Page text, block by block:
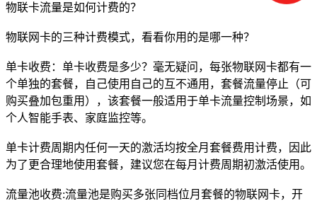
物联卡流量是如何计费的？
物联网卡的三种计费模式，看看你用的是哪一种？
单卡收费：单卡收费是多少？毫无疑问，每张物联网卡都有一
个单独的套餐，自己使用自己的互不通用，套餐流量停止（可
购买叠加包重用），该套餐一般适用于单卡流量控制场景，如
个人智能手表、家庭监控等。
单卡计费周期内任何一天的激活均按全月套餐费用计费，因此
为了更合理地使用套餐，建议您在每月计费周期初激活使用。
流量池收费:流量池是购买多张同档位月套餐的物联网卡，开